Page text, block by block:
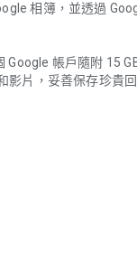
相簿，並透過
Google 帳戶隨附 15
影片，妥善保存珍貴回
，複雜的修圖工作變
楚的問題。如果想修
樣清楚說明需求，
等。